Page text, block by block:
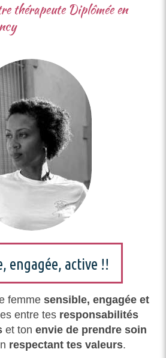
thérapeute Diplômée en
engagée, active !!
femme sensible, engagée et
entre tes responsabilités
et ton envie de prendre soin
respectant tes valeurs.